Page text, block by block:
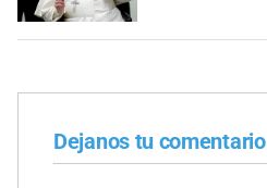
Dejanos tu comentario